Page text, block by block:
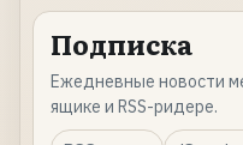
Подписка
Ежедневные новости
ящике и RSS-ридере.